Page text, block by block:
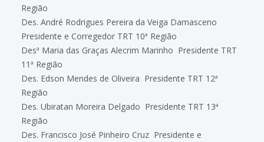
Região
Des. André Rodrigues Pereira da Veiga Damasceno 
Presidente e Corregedor TRT 10ª Região
Desª Maria das Graças Alecrim Marinho  Presidente TRT
11ª Região
Des. Edson Mendes de Oliveira  Presidente TRT 12ª
Região
Des. Ubiratan Moreira Delgado  Presidente TRT 13ª
Região
Des. Francisco José Pinheiro Cruz  Presidente e